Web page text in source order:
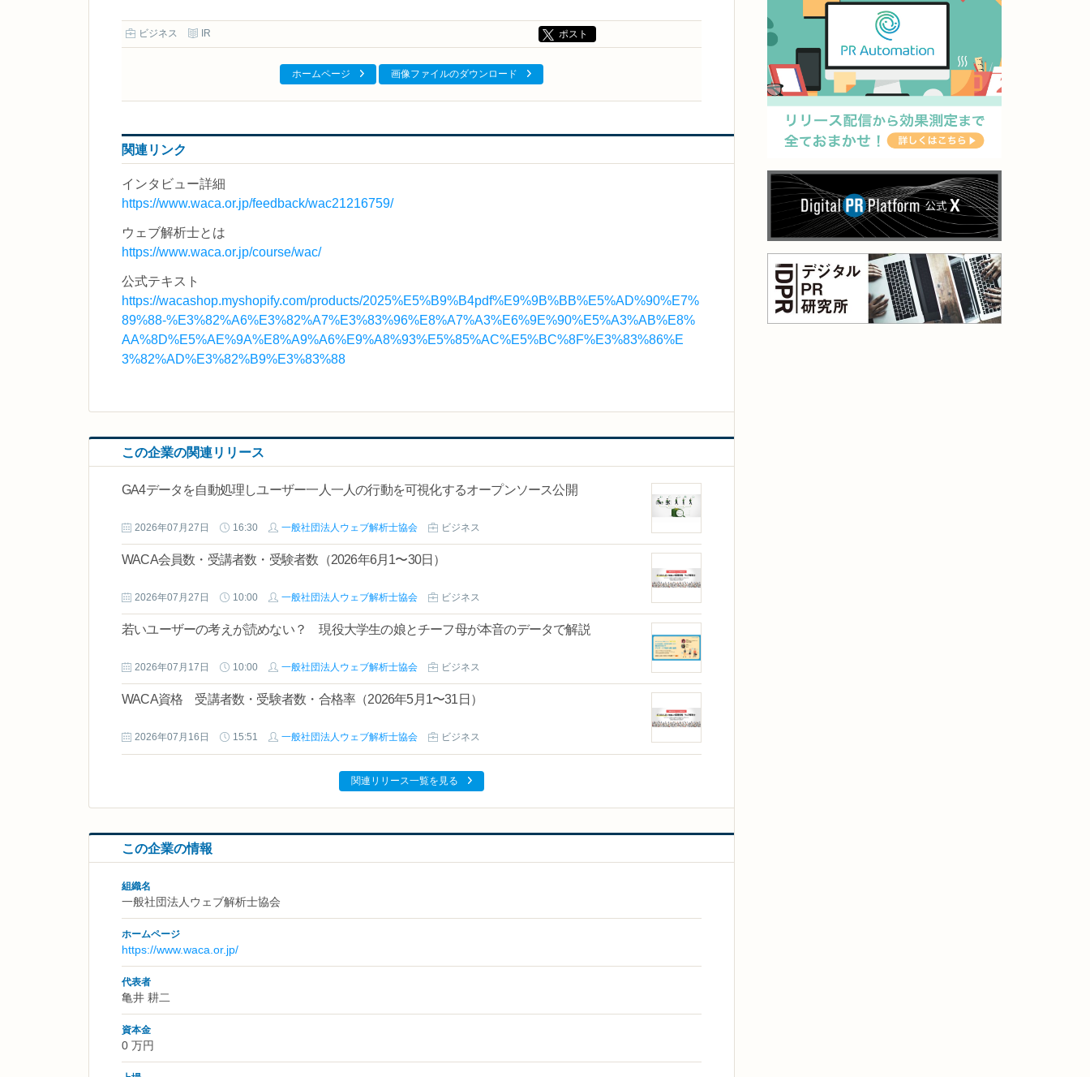
ビジネス IR ポスト
ホームページ 画像ファイルのダウンロード
関連リンク
インタビュー詳細
https://www.waca.or.jp/feedback/wac21216759/
ウェブ解析士とは
https://www.waca.or.jp/course/wac/
公式テキスト
https://wacashop.myshopify.com/products/2025%E5%B9%B4pdf%E9%9B%BB%E5%AD%90%E7%
89%88-%E3%82%A6%E3%82%A7%E3%83%96%E8%A7%A3%E6%9E%90%E5%A3%AB%E8%
AA%8D%E5%AE%9A%E8%A9%A6%E9%A8%93%E5%85%AC%E5%BC%8F%E3%83%86%E
3%82%AD%E3%82%B9%E3%83%88
この企業の関連リリース
GA4データを自動処理しユーザー一人一人の行動を可視化するオープンソース公開
2026年07月27日 16:30 一般社団法人ウェブ解析士協会 ビジネス
WACA会員数・受講者数・受験者数（2026年6月1〜30日）
2026年07月27日 10:00 一般社団法人ウェブ解析士協会 ビジネス
若いユーザーの考えが読めない？ 現役大学生の娘とチーフ母が本音のデータで解説
2026年07月17日 10:00 一般社団法人ウェブ解析士協会 ビジネス
WACA資格 受講者数・受験者数・合格率（2026年5月1〜31日）
2026年07月16日 15:51 一般社団法人ウェブ解析士協会 ビジネス
関連リリース一覧を見る
この企業の情報
組織名
一般社団法人ウェブ解析士協会
ホームページ
https://www.waca.or.jp/
代表者
亀井 耕二
資本金
0 万円